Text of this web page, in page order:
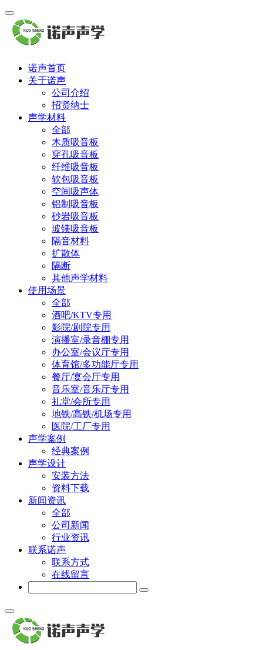
诺声首页
关于诺声
公司介绍
招贤纳士
声学材料
全部
木质吸音板
穿孔吸音板
纤维吸音板
软包吸音板
空间吸声体
铝制吸音板
砂岩吸音板
玻镁吸音板
隔音材料
扩散体
隔断
其他声学材料
使用场景
全部
酒吧/KTV专用
影院/剧院专用
演播室/录音棚专用
办公室/会议厅专用
体育馆/多功能厅专用
餐厅/宴会厅专用
音乐室/音乐厅专用
礼堂/会所专用
地铁/高铁/机场专用
医院/工厂专用
声学案例
经典案例
声学设计
安装方法
资料下载
新闻资讯
全部
公司新闻
行业资讯
联系诺声
联系方式
在线留言